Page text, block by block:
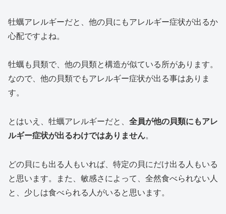
牡蠣アレルギーだと、他の貝にもアレルギー症状が出るか
心配ですよね。
牡蠣も貝類で、他の貝類と構造が似ている所があります。
なので、他の貝類でもアレルギー症状が出る事はありま
す。
とはいえ、牡蠣アレルギーだと、 全員が他の貝類にもアレ
ルギー症状が出るわけではありません。
どの貝にも出る人もいれば、特定の貝にだけ出る人もいる
と思います。また、敏感さによって、全然食べられない人
と、少しは食べられる人がいると思います。